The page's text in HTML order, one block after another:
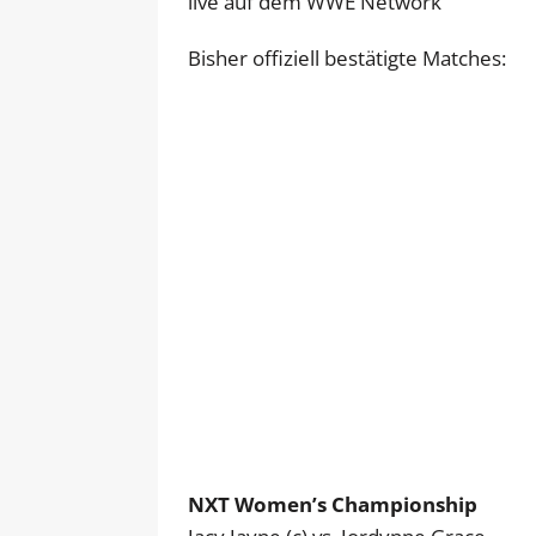
Bisher offiziell bestätigte Matches:
NXT Women’s Championship